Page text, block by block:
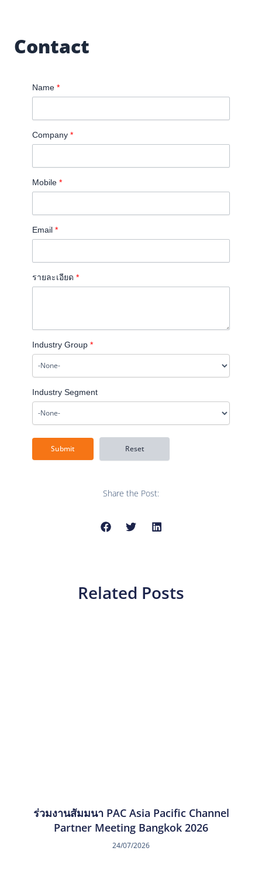
Contact
Name *
Company *
Mobile *
Email *
รายละเอียด *
Industry Group *
Industry Segment
Share the Post:
Related Posts
ร่วมงานสัมมนา PAC Asia Pacific Channel
Partner Meeting Bangkok 2026
24/07/2026